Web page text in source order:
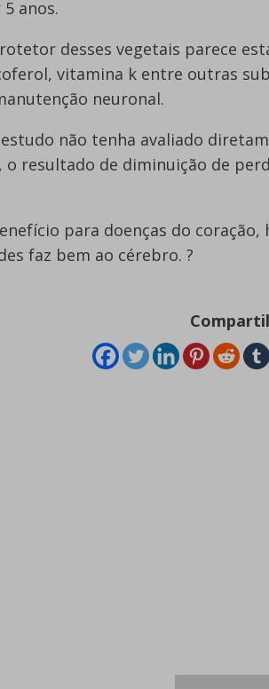
anos.
desses vegetais parece
vitamina k entre outras
neuronal.
não tenha avaliado
o resultado de diminuição de
para doenças do
faz bem ao cérebro. ?